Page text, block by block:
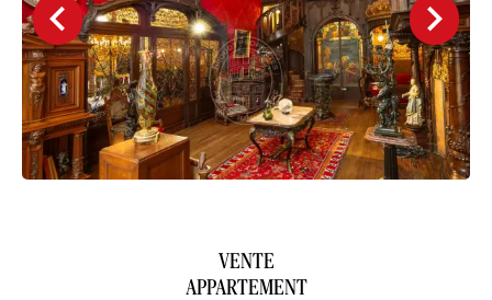
VENTE
APPARTEMENT